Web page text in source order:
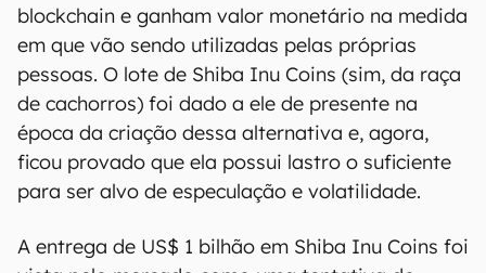
blockchain e ganham valor monetário na medida
em que vão sendo utilizadas pelas próprias
pessoas. O lote de Shiba Inu Coins (sim, da raça
de cachorros) foi dado a ele de presente na
época da criação dessa alternativa e, agora,
ficou provado que ela possui lastro o suficiente
para ser alvo de especulação e volatilidade.
A entrega de US$ 1 bilhão em Shiba Inu Coins foi